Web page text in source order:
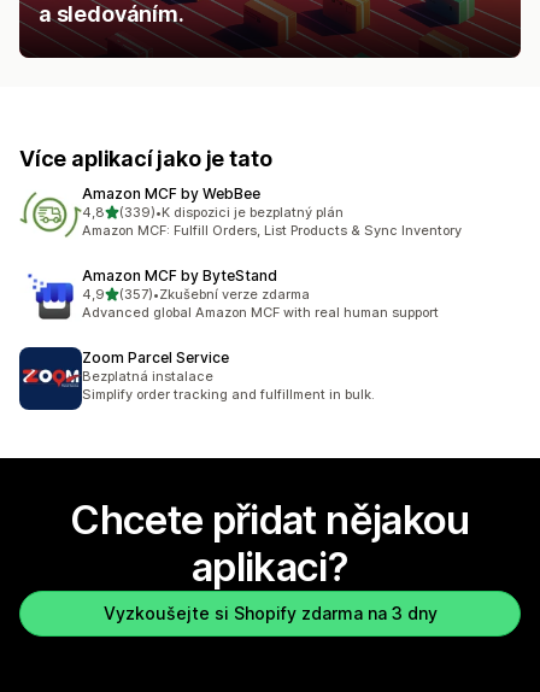
a sledováním.
Více aplikací jako je tato
Amazon MCF by WebBee
4,8z 5 hvězd
(339)
Celkový počet recenzí: 339
•K dispozici je bezplatný plán
Amazon MCF: Fulfill Orders, List Products & Sync Inventory
Amazon MCF by ByteStand
4,9z 5 hvězd
(357)
Celkový počet recenzí: 357
•Zkušební verze zdarma
Advanced global Amazon MCF with real human support
Zoom Parcel Service
Bezplatná instalace
Simplify order tracking and fulfillment in bulk.
Chcete přidat nějakou
aplikaci?
Vyzkoušejte si Shopify zdarma na 3 dny